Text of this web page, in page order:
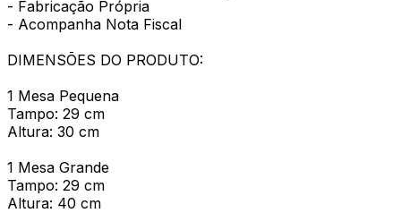
- Fabricação Própria
- Acompanha Nota Fiscal
DIMENSÕES DO PRODUTO:
1 Mesa Pequena
Tampo: 29 cm
Altura: 30 cm
1 Mesa Grande
Tampo: 29 cm
Altura: 40 cm